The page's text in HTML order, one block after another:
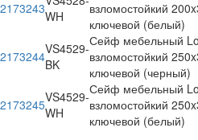
2173243WH
взломостойкий
ключевой (белый)
2173244VS4529-
BK
Сейф мебельный
взломостойкий
ключевой (черный)
2173245VS4529-
WH
Сейф мебельный
взломостойкий
ключевой (белый)